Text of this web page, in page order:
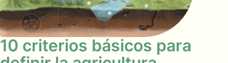
10 criterios básicos para